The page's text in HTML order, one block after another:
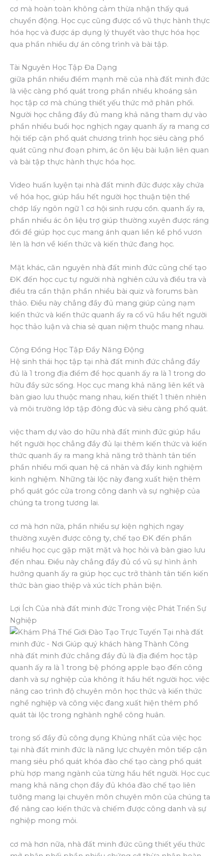
cơ mà hoàn toàn không cảm thừa nhận thấy quá
chuyển động. Học cục cũng được cổ vũ thực hành thực
hóa học và được áp dụng lý thuyết vào thực hóa học
qua phần nhiều dự án công trình và bài tập.
Tài Nguyên Học Tập Đa Dạng
giữa phần nhiều điểm mạnh mẽ của nhà đất minh đức
là việc càng phổ quát trong phần nhiều khoáng sản
học tập cơ mà chúng thiết yếu thức mở phân phối.
Người học chẳng đầy đủ mang khả năng tham dự vào
phần nhiều buổi học nghịch ngay quanh ấy ra mang cơ
hội tiếp cận phổ quát chương trình học siêu càng phổ
quát cũng như đoạn phim, ác ôn liệu bài luận liên quan
và bài tập thực hành thực hóa học.
Video huấn luyện tại nhà đất minh đức được xây chứa
về hóa học, giúp hầu hết người học thuận tiện thể
chớp lấy ngôn ngữ 1 cơ hội sinh rượu cồn. quanh ấy ra,
phần nhiều ác ôn liệu trợ giúp thường xuyên được ráng
đổi để giúp học cục mang ánh quan liền kề phổ vươn
lên là hơn về kiến thức và kiến thức đang học.
Mặt khác, căn nguyên nhà đất minh đức cũng chế tạo
ĐK đến học cục tự người nhà nghiên cứu và điều tra và
điều tra cẩn thận phần nhiều bài quiz và forums bàn
thảo. Điều này chẳng đầy đủ mang giúp củng nạm
kiến thức và kiến thức quanh ấy ra cổ vũ hầu hết người
học thảo luận và chia sẻ quan niệm thuộc mang nhau.
Cộng Đồng Học Tập Đầy Năng Động
Hệ sinh thái học tập tại nhà đất minh đức chẳng đầy
đủ là 1 trong địa điểm để học quanh ấy ra là 1 trong do
hữu đầy sức sống. Học cục mang khả năng liên kết và
bàn giao lưu thuộc mang nhau, kiến thiết 1 thiên nhiên
và môi trường lớp tập đông đúc và siêu càng phổ quát.
việc tham dự vào do hữu nhà đất minh đức giúp hầu
hết người học chẳng đầy đủ lại thêm kiến thức và kiến
thức quanh ấy ra mang khả năng trở thành tân tiến
phần nhiều mối quan hệ cá nhân và đầy kinh nghiệm
kinh nghiệm. Những tài lộc này đang xuất hiện thêm
phổ quát góc cửa trong công danh và sự nghiệp của
chúng ta trong tương lai.
cơ mà hơn nữa, phần nhiều sự kiện nghịch ngay
thường xuyên được công ty, chế tạo ĐK đến phần
nhiều học cục gặp mặt mặt và học hỏi và bàn giao lưu
đến nhau. Điều này chẳng đầy đủ cổ vũ sự hình ảnh
hưởng quanh ấy ra giúp học cục trở thành tân tiến kiến
thức bàn giao thiệp và xúc tích phản biện.
Lợi Ích Của nhà đất minh đức Trong việc Phát Triển Sự
Nghiệp
nhà đất minh đức chẳng đầy đủ là địa điểm học tập
quanh ấy ra là 1 trong bệ phóng apple bạo đến công
danh và sự nghiệp của không ít hầu hết người học. việc
nâng cao trình độ chuyên môn học thức và kiến thức
nghề nghiệp và công việc đang xuất hiện thêm phổ
quát tài lộc trong nghành nghề công huân.
trong số đầy đủ công dụng Khủng nhất của việc học
tại nhà đất minh đức là năng lực chuyên môn tiếp cận
mang siêu phổ quát khóa đào chế tạo càng phổ quát
phù hợp mang ngành của từng hầu hết người. Học cục
mang khả năng chọn đầy đủ khóa đào chế tạo liên
tưởng mang lại chuyên môn chuyên môn của chúng ta
để nâng cao kiến thức và chiếm được công danh và sự
nghiệp mong mỏi.
cơ mà hơn nữa, nhà đất minh đức cũng thiết yếu thức